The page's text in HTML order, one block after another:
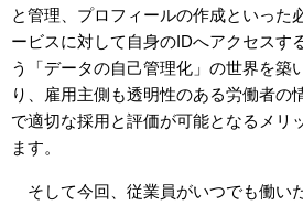
と管理、プロフィールの作成といった
ービスに対して自身のIDへアクセスす
う「データの自己管理化」の世界を築
り、雇用主側も透明性のある労働者の
で適切な採用と評価が可能となるメリ
ます。
そして今回、従業員がいつでも働い